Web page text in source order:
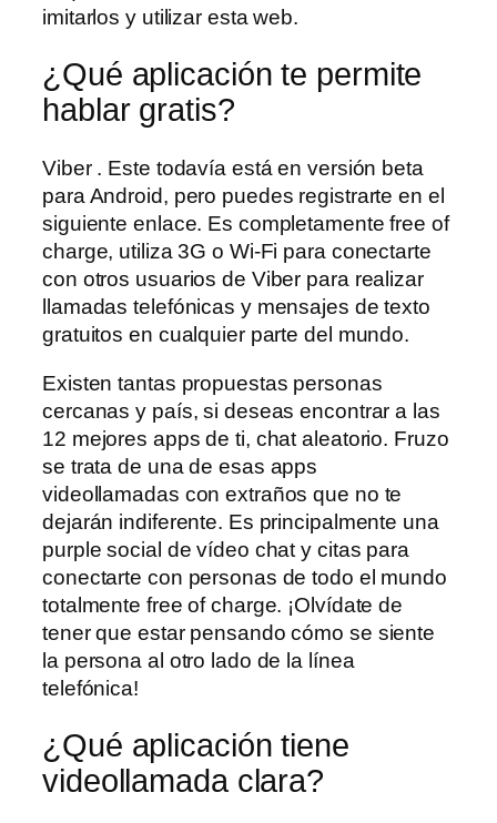
imitarlos y utilizar esta web.
¿Qué aplicación te permite
hablar gratis?
Viber . Este todavía está en versión beta
para Android, pero puedes registrarte en el
siguiente enlace. Es completamente free of
charge, utiliza 3G o Wi-Fi para conectarte
con otros usuarios de Viber para realizar
llamadas telefónicas y mensajes de texto
gratuitos en cualquier parte del mundo.
Existen tantas propuestas personas
cercanas y país, si deseas encontrar a las
12 mejores apps de ti, chat aleatorio. Fruzo
se trata de una de esas apps
videollamadas con extraños que no te
dejarán indiferente. Es principalmente una
purple social de vídeo chat y citas para
conectarte con personas de todo el mundo
totalmente free of charge. ¡Olvídate de
tener que estar pensando cómo se siente
la persona al otro lado de la línea
telefónica!
¿Qué aplicación tiene
videollamada clara?